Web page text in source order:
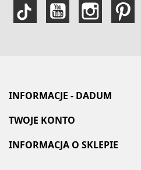
INFORMACJE - DADUM
TWOJE KONTO
INFORMACJA O SKLEPIE